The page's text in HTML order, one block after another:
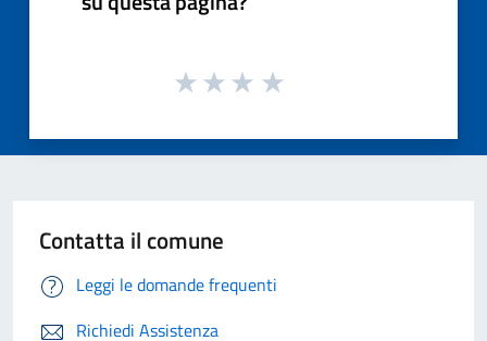
Contatta il comune
Leggi le domande frequenti
Richiedi Assistenza